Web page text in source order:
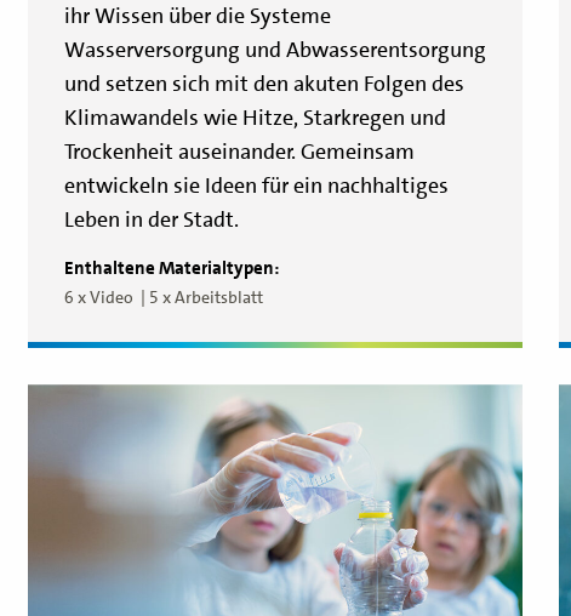
ihr Wissen über die Systeme
Wasserversorgung und Abwasserentsorgung
und setzen sich mit den akuten Folgen des
Klimawandels wie Hitze, Starkregen und
Trockenheit auseinander. Gemeinsam
entwickeln sie Ideen für ein nachhaltiges
Leben in der Stadt.
Enthaltene Materialtypen:
6 x Video 5 x Arbeitsblatt